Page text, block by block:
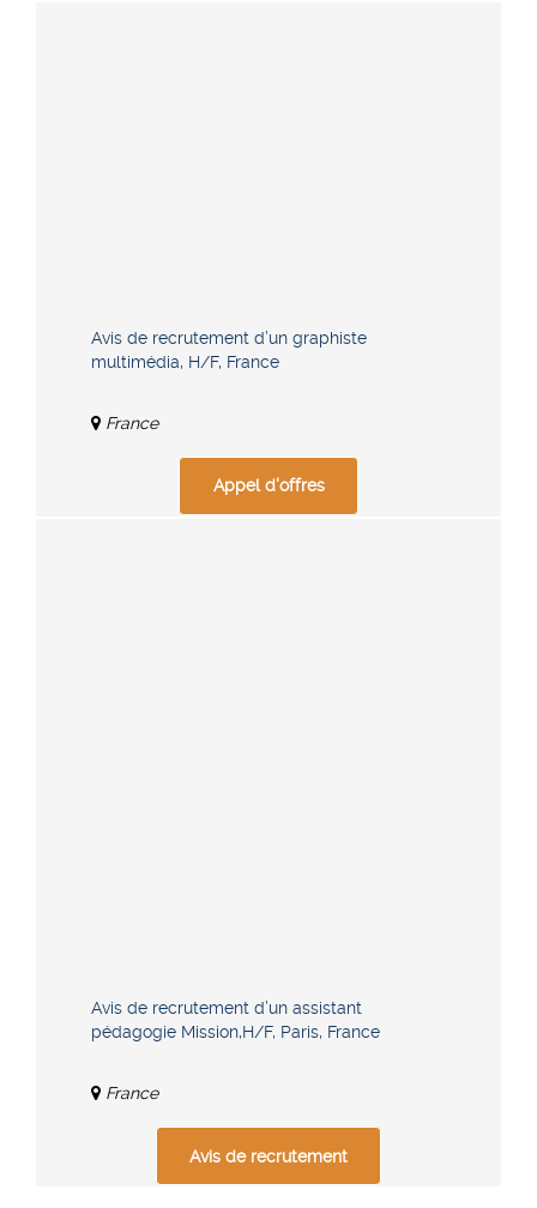
Avis de recrutement d’un graphiste
multimédia, H/F, France
France
Appel d'offres
Avis de recrutement d’un assistant
pédagogie Mission,H/F, Paris, France
France
Avis de recrutement